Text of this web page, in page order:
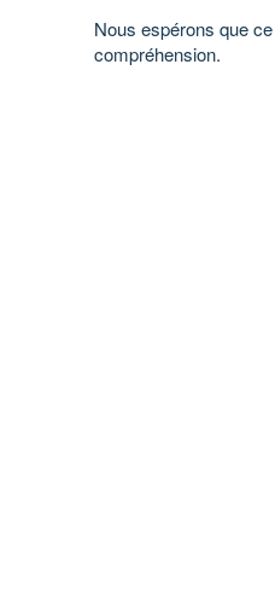
Nous espérons que
compréhension.